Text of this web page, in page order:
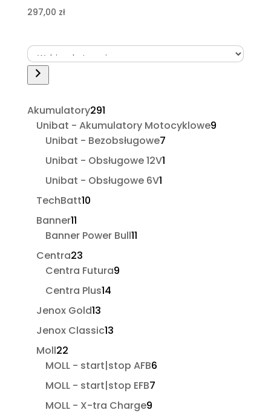
297,00 zł
Wybierz
kategorię
Akumulatory291291
produktów
Unibat - Akumulatory Motocyklowe99
Unibat - Bezobsługowe77
Unibat - Obsługowe 12V11
Unibat - Obsługowe 6V11
TechBatt1010
Banner1111
produktów
Banner Power Bull1111
Centra2323
produkty
Centra Futura99
Centra Plus1414
Jenox Gold1313
produktów
Jenox Classic1313
Moll2222
produkty
MOLL - start|stop AFB66
MOLL - start|stop EFB77
MOLL - X-tra Charge99